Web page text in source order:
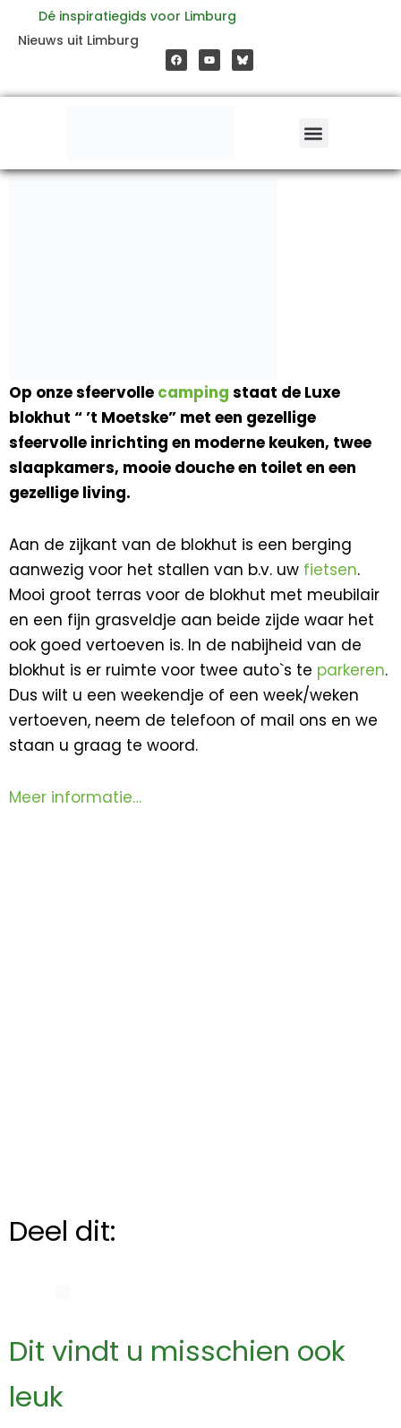
inhoud
Dé inspiratiegids voor Limburg
Nieuws uit Limburg
a
c
e
o
o
o
u
t
b
e
Op onze sfeervolle camping staat de Luxe
blokhut “ ’t Moetske” met een gezellige
sfeervolle inrichting en moderne keuken, twee
slaapkamers, mooie douche en toilet en een
gezellige living.
Aan de zijkant van de blokhut is een berging
aanwezig voor het stallen van b.v. uw fietsen.
Mooi groot terras voor de blokhut met meubilair
en een fijn grasveldje aan beide zijde waar het
ook goed vertoeven is. In de nabijheid van de
blokhut is er ruimte voor twee auto`s te parkeren.
Dus wilt u een weekendje of een week/weken
vertoeven, neem de telefoon of mail ons en we
staan u graag te woord.
Meer informatie…
Deel dit:
Dit vindt u misschien ook
leuk